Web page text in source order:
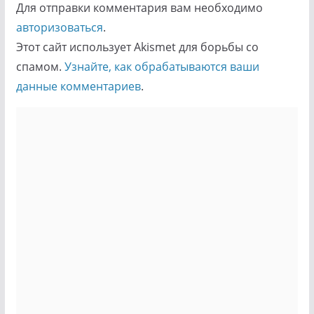
Для отправки комментария вам необходимо
авторизоваться.
Этот сайт использует Akismet для борьбы со
спамом. Узнайте, как обрабатываются ваши
данные комментариев.